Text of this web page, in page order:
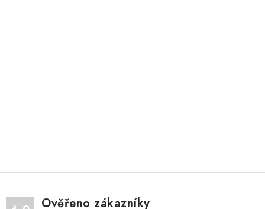
Ověřeno zákazníky